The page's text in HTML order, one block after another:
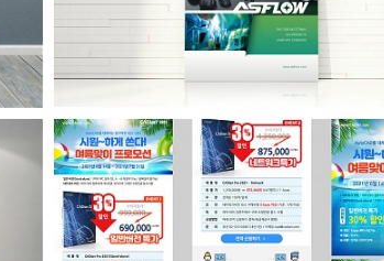
캐디안 여름프로모션 온라인 이미지